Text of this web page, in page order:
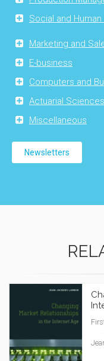
Social and
Marketing and
E-business
Computers and
Actuarial Sciences
Miscellaneous
Newsletters